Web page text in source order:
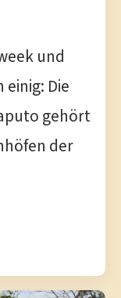
und
Die
gehört
der